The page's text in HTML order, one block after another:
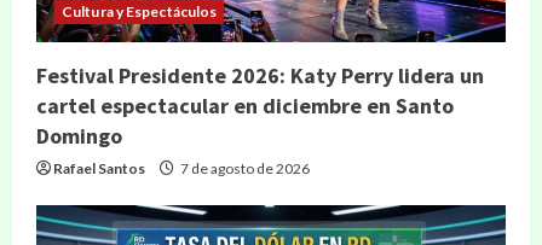
Cultura y Espectáculos
Festival Presidente 2026: Katy Perry lidera un
cartel espectacular en diciembre en Santo
Domingo
Rafael Santos 7 de agosto de 2026